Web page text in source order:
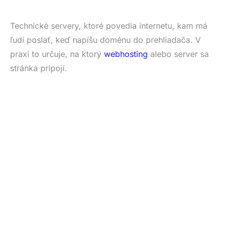
Technické servery, ktoré povedia internetu, kam má
ľudí poslať, keď napíšu doménu do prehliadača. V
praxi to určuje, na ktorý webhosting alebo server sa
stránka pripojí.